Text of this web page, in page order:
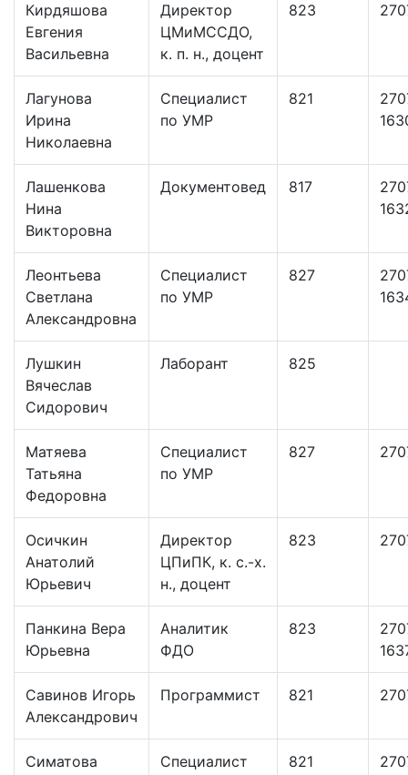
Кирдяшова
Евгения
Васильевна
Директор
ЦМиМССДО,
к. п. н., доцент
823
Лагунова
Ирина
Николаевна
Специалист
по УМР
821
Лашенкова
Нина
Викторовна
Документовед 817
Леонтьева
Светлана
Александровна
Специалист
по УМР
827
Лушкин
Вячеслав
Сидорович
Лаборант 825
Матяева
Татьяна
Федоровна
Специалист
по УМР
827
Осичкин
Анатолий
Юрьевич
Директор
ЦПиПК, к. с.-х.
н., доцент
823
Панкина Вера
Юрьевна
Аналитик
ФДО
823
Савинов Игорь
Александрович
Программист 821
Симатова
Специалист
821